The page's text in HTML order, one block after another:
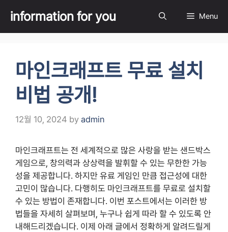
content
information for you Menu
마인크래프트 무료 설치
비법 공개!
12월 10, 2024 by admin
마인크래프트는 전 세계적으로 많은 사랑을 받는 샌드박스
게임으로, 창의력과 상상력을 발휘할 수 있는 무한한 가능
성을 제공합니다. 하지만 유료 게임인 만큼 접근성에 대한
고민이 많습니다. 다행히도 마인크래프트를 무료로 설치할
수 있는 방법이 존재합니다. 이번 포스트에서는 이러한 방
법들을 자세히 살펴보며, 누구나 쉽게 따라 할 수 있도록 안
내해드리겠습니다. 이제 아래 글에서 정확하게 알려드릴게